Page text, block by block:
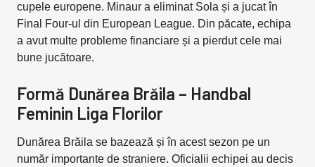
cupele europene. Minaur a eliminat Sola și a jucat în
Final Four-ul din European League. Din păcate, echipa
a avut multe probleme financiare și a pierdut cele mai
bune jucătoare.
Formă Dunărea Brăila – Handbal
Feminin Liga Florilor
Dunărea Brăila se bazează și în acest sezon pe un
număr importante de straniere. Oficialii echipei au decis